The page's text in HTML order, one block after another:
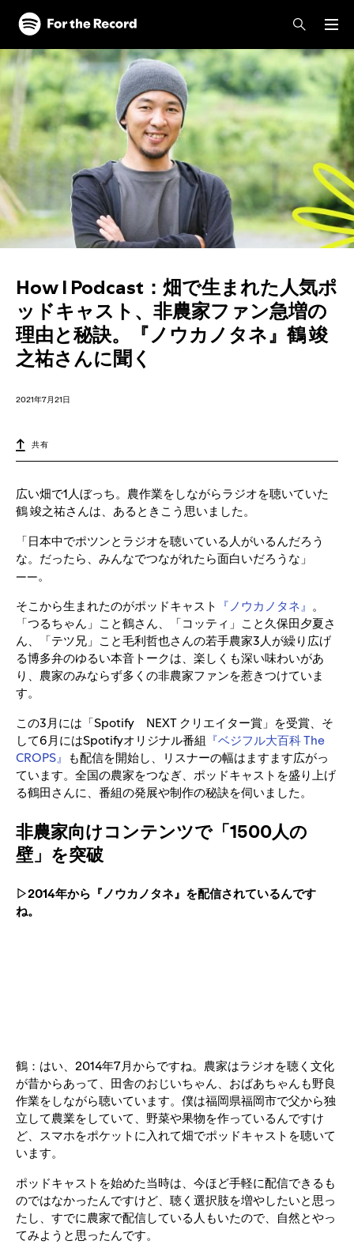
How I Podcast：畑で生まれた人気ポ
ッドキャスト、非農家ファン急増の
理由と秘訣。『ノウカノタネ』鶴 竣
之祐さんに聞く
2021年7月21日
共有
広い畑で1人ぼっち。農作業をしながらラジオを聴いていた
鶴 竣之祐さんは、あるときこう思いました。
「日本中でポツンとラジオを聴いている人がいるんだろう
な。だったら、みんなでつながれたら面白いだろうな」
――。
そこから生まれたのがポッドキャスト 『ノウカノタネ』 。
「つるちゃん」こと鶴さん、「コッティ」こと久保田夕夏さ
ん、「テツ兄」こと毛利哲也さんの若手農家3人が繰り広げ
る博多弁のゆるい本音トークは、楽しくも深い味わいがあ
り、農家のみならず多くの非農家ファンを惹きつけていま
す。
この3月には「Spotify NEXT クリエイター賞」を受賞、そ
して6月にはSpotifyオリジナル番組 『ベジフル大百科 The
CROPS』 も配信を開始し、リスナーの幅はますます広がっ
ています。全国の農家をつなぎ、ポッドキャストを盛り上げ
る鶴田さんに、番組の発展や制作の秘訣を伺いました。
非農家向けコンテンツで「1500人の
壁」を突破
▷2014年から『ノウカノタネ』を配信されているんです
ね。
鶴：はい、2014年7月からですね。農家はラジオを聴く文化
が昔からあって、田舎のおじいちゃん、おばあちゃんも野良
作業をしながら聴いています。僕は福岡県福岡市で父から独
立して農業をしていて、野菜や果物を作っているんですけ
ど、スマホをポケットに入れて畑でポッドキャストを聴いて
います。
ポッドキャストを始めた当時は、今ほど手軽に配信できるも
のではなかったんですけど、聴く選択肢を増やしたいと思っ
たし、すでに農家で配信している人もいたので、自然とやっ
てみようと思ったんです。